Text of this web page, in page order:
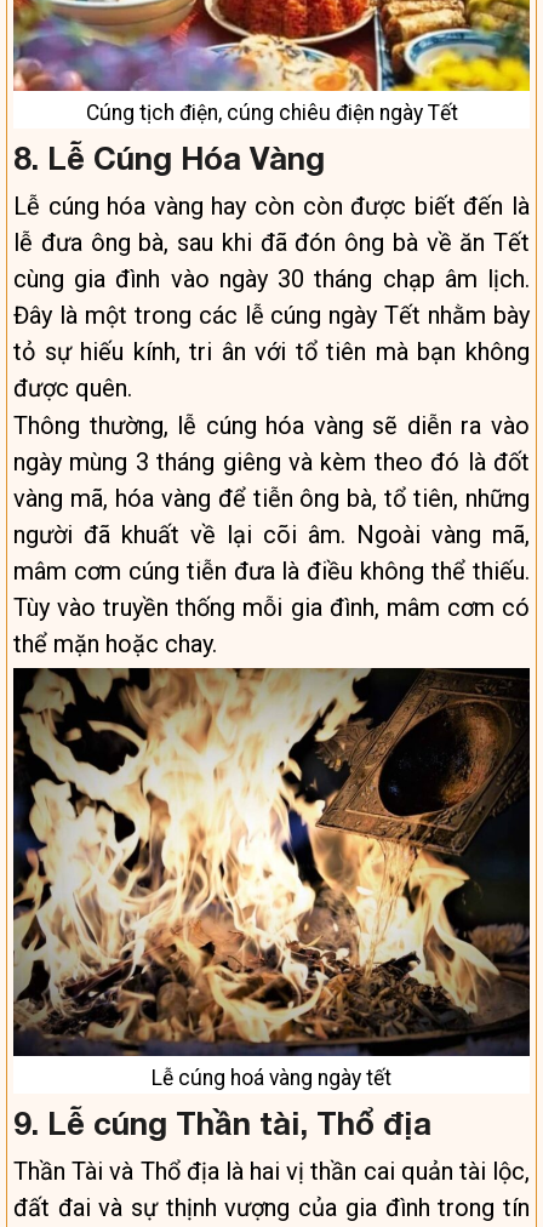
Cúng tịch điện, cúng chiêu điện ngày Tết
8. Lễ Cúng Hóa Vàng
Lễ cúng hóa vàng hay còn còn được biết đến là
lễ đưa ông bà, sau khi đã đón ông bà về ăn Tết
cùng gia đình vào ngày 30 tháng chạp âm lịch.
Đây là một trong các lễ cúng ngày Tết nhằm bày
tỏ sự hiếu kính, tri ân với tổ tiên mà bạn không
được quên.
Thông thường, lễ cúng hóa vàng sẽ diễn ra vào
ngày mùng 3 tháng giêng và kèm theo đó là đốt
vàng mã, hóa vàng để tiễn ông bà, tổ tiên, những
người đã khuất về lại cõi âm. Ngoài vàng mã,
mâm cơm cúng tiễn đưa là điều không thể thiếu.
Tùy vào truyền thống mỗi gia đình, mâm cơm có
thể mặn hoặc chay.
Lễ cúng hoá vàng ngày tết
9. Lễ cúng Thần tài, Thổ địa
Thần Tài và Thổ địa là hai vị thần cai quản tài lộc,
đất đai và sự thịnh vượng của gia đình trong tín